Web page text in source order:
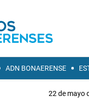
ADN BONAERENSE
22 de mayo